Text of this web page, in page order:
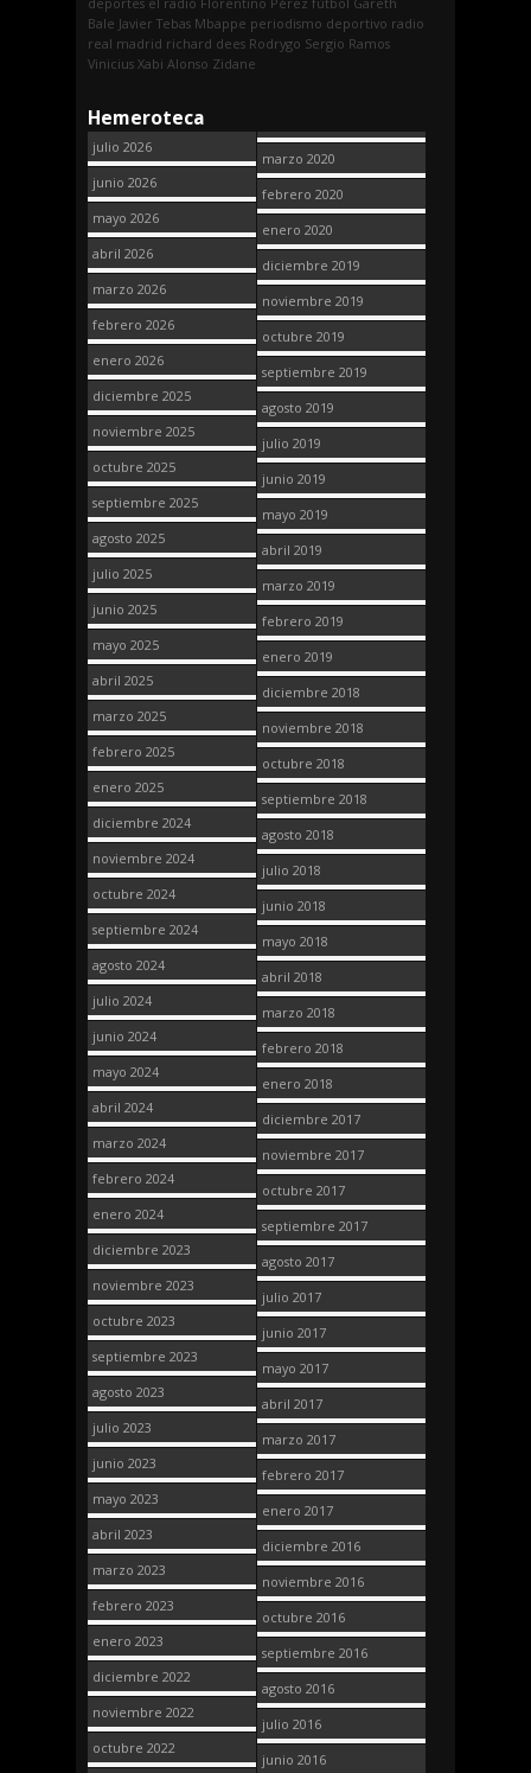
Bale Javier Tebas Mbappe periodismo deportivo radio
real madrid richard dees Rodrygo Sergio Ramos
Vinicius Xabi Alonso Zidane
Hemeroteca
julio 2026
junio 2026
mayo 2026
abril 2026
marzo 2026
febrero 2026
enero 2026
diciembre 2025
noviembre 2025
octubre 2025
septiembre 2025
agosto 2025
julio 2025
junio 2025
mayo 2025
abril 2025
marzo 2025
febrero 2025
enero 2025
diciembre 2024
noviembre 2024
octubre 2024
septiembre 2024
agosto 2024
julio 2024
junio 2024
mayo 2024
abril 2024
marzo 2024
febrero 2024
enero 2024
diciembre 2023
noviembre 2023
octubre 2023
septiembre 2023
agosto 2023
julio 2023
junio 2023
mayo 2023
abril 2023
marzo 2023
febrero 2023
enero 2023
diciembre 2022
noviembre 2022
octubre 2022
marzo 2020
febrero 2020
enero 2020
diciembre 2019
noviembre 2019
octubre 2019
septiembre 2019
agosto 2019
julio 2019
junio 2019
mayo 2019
abril 2019
marzo 2019
febrero 2019
enero 2019
diciembre 2018
noviembre 2018
octubre 2018
septiembre 2018
agosto 2018
julio 2018
junio 2018
mayo 2018
abril 2018
marzo 2018
febrero 2018
enero 2018
diciembre 2017
noviembre 2017
octubre 2017
septiembre 2017
agosto 2017
julio 2017
junio 2017
mayo 2017
abril 2017
marzo 2017
febrero 2017
enero 2017
diciembre 2016
noviembre 2016
octubre 2016
septiembre 2016
agosto 2016
julio 2016
junio 2016